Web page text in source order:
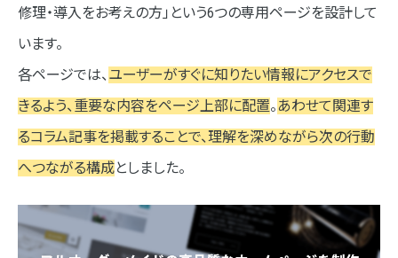
修理・導入をお考えの方」という6つの専用ページを設計して
います。
各ページでは、ユーザーがすぐに知りたい情報にアクセスで
きるよう、重要な内容をページ上部に配置。 あわせて関連す
るコラム記事を掲載することで、理解を深めながら次の行動
へつながる構成としました。